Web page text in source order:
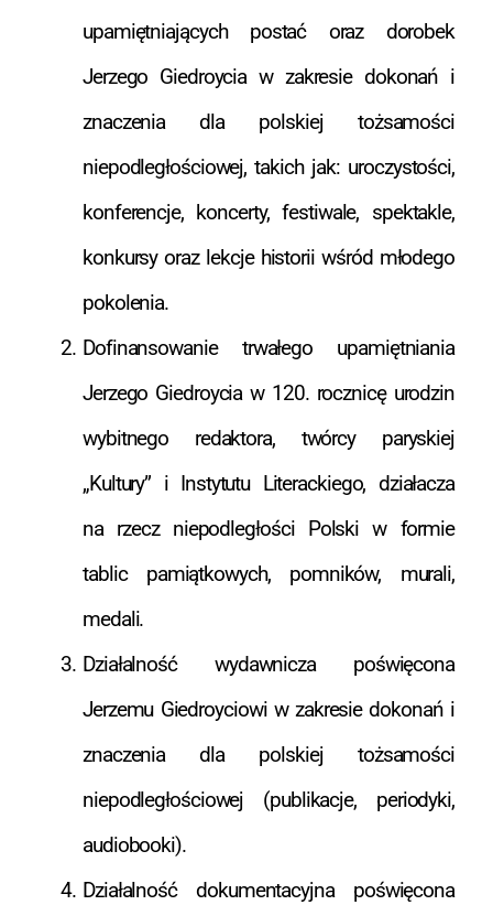
upamiętniających postać oraz dorobek
Jerzego Giedroycia w zakresie dokonań i
znaczenia dla polskiej tożsamości
niepodległościowej, takich jak: uroczystości,
konferencje, koncerty, festiwale, spektakle,
konkursy oraz lekcje historii wśród młodego
pokolenia.
Dofinansowanie trwałego upamiętniania
Jerzego Giedroycia w 120. rocznicę urodzin
wybitnego redaktora, twórcy paryskiej
„Kultury” i Instytutu Literackiego, działacza
na rzecz niepodległości Polski w formie
tablic pamiątkowych, pomników, murali,
medali.
Działalność wydawnicza poświęcona
Jerzemu Giedroyciowi w zakresie dokonań i
znaczenia dla polskiej tożsamości
niepodległościowej (publikacje, periodyki,
audiobooki).
Działalność dokumentacyjna poświęcona